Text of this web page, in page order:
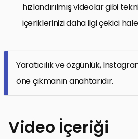
hızlandırılmış videolar gibi
içeriklerinizi daha ilgi çekici
Yaratıcılık ve özgünlük,
öne çıkmanın anahtarıdır.
Video İçeriği